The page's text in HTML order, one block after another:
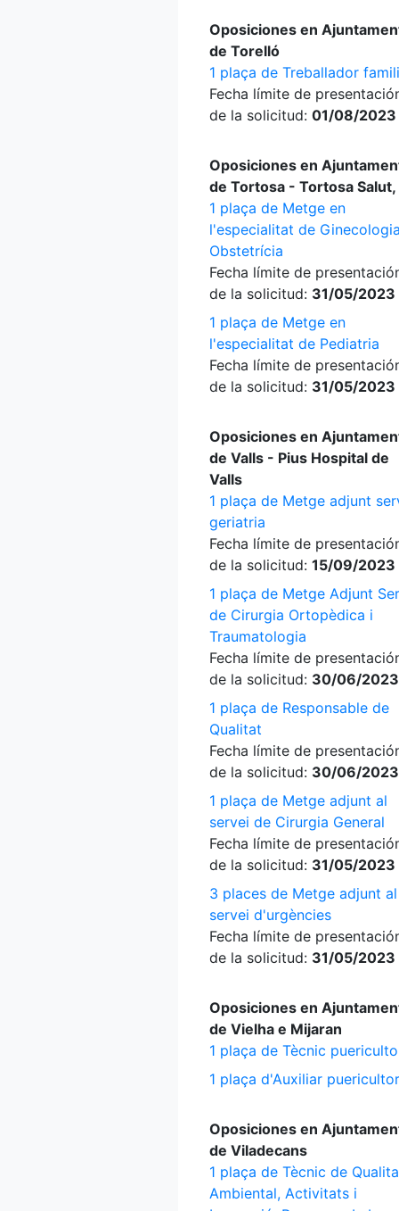
Oposiciones en
de Torelló
1 plaça de Treballador
Fecha límite de
de la solicitud: 01/08/2023
Oposiciones en
de Tortosa - Tortosa Salut,
1 plaça de Metge en
l'especialitat de
Obstetrícia
Fecha límite de
de la solicitud: 31/05/2023
1 plaça de Metge en
l'especialitat de Pediatria
Fecha límite de
de la solicitud: 31/05/2023
Oposiciones en
de Valls - Pius Hospital de
Valls
1 plaça de Metge adjunt
geriatria
Fecha límite de
de la solicitud: 15/09/2023
1 plaça de Metge Adjunt
de Cirurgia Ortopèdica i
Traumatologia
Fecha límite de
de la solicitud: 30/06/2023
1 plaça de Responsable de
Qualitat
Fecha límite de
de la solicitud: 30/06/2023
1 plaça de Metge adjunt al
servei de Cirurgia General
Fecha límite de
de la solicitud: 31/05/2023
3 places de Metge adjunt al
servei d'urgències
Fecha límite de
de la solicitud: 31/05/2023
Oposiciones en
de Vielha e Mijaran
1 plaça de Tècnic
1 plaça d'Auxiliar puericultor
Oposiciones en
de Viladecans
1 plaça de Tècnic de
Ambiental, Activitats i